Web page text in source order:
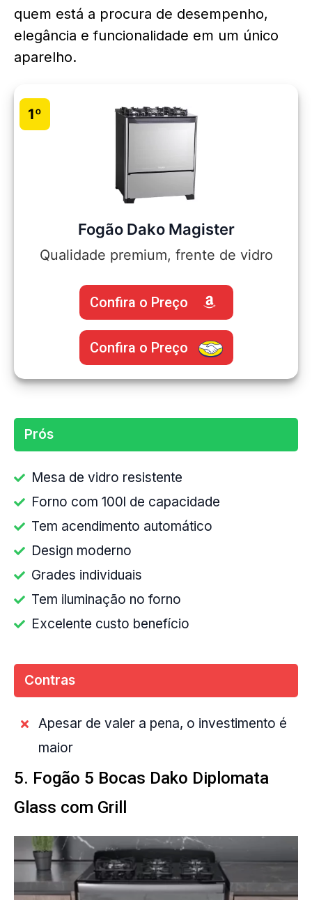
quem está a procura de desempenho,
elegância e funcionalidade em um único
aparelho.
1º
Fogão Dako Magister
Qualidade premium, frente de vidro
Confira o Preço
Confira o Preço
Prós
Mesa de vidro resistente
Forno com 100l de capacidade
Tem acendimento automático
Design moderno
Grades individuais
Tem iluminação no forno
Excelente custo benefício
Contras
Apesar de valer a pena, o investimento é
maior
5. Fogão 5 Bocas Dako Diplomata
Glass com Grill